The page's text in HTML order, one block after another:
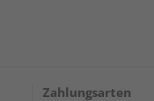
Zahlungsarten